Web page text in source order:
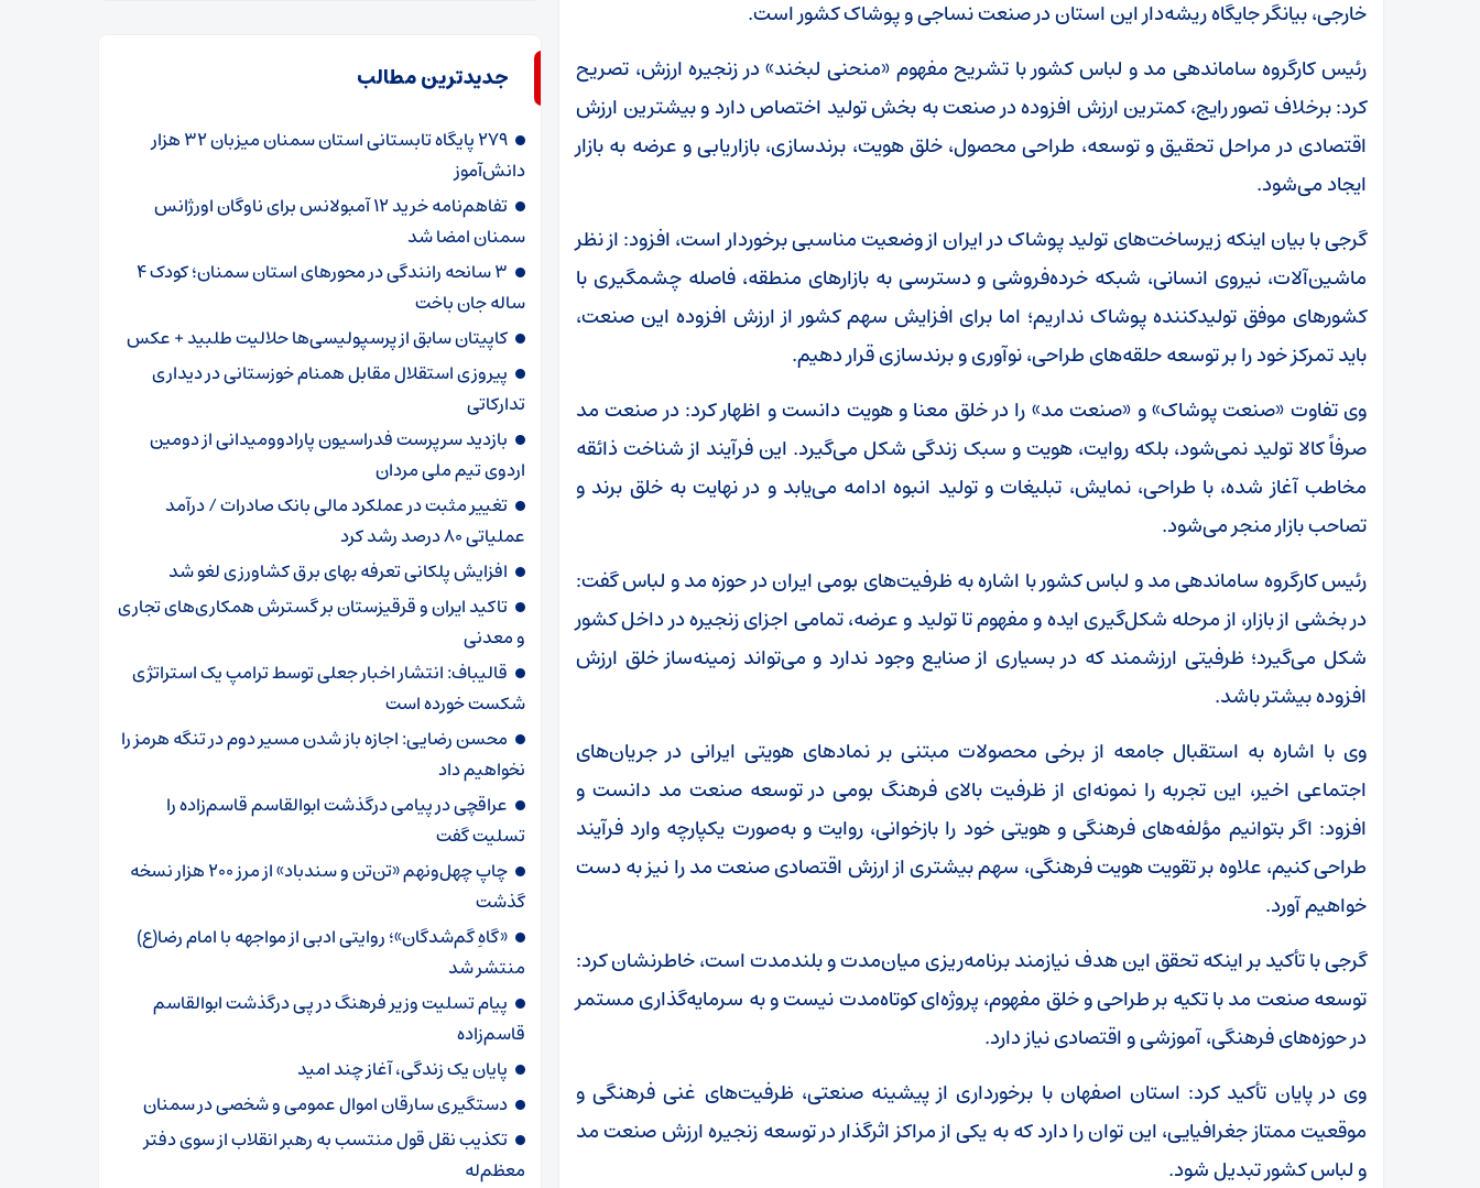
خارجی، بیانگر جایگاه ریشه‌دار این استان در صنعت نساجی و پوشاک کشور است.
رئیس کارگروه ساماندهی مد و لباس کشور با تشریح مفهوم «منحنی لبخند» در زنجیره ارزش، تصریح
کرد: برخلاف تصور رایج، کمترین ارزش افزوده در صنعت به بخش تولید اختصاص دارد و بیشترین ارزش
اقتصادی در مراحل تحقیق و توسعه، طراحی محصول، خلق هویت، برندسازی، بازاریابی و عرضه به بازار
ایجاد می‌شود.
گرجی با بیان اینکه زیرساخت‌های تولید پوشاک در ایران از وضعیت مناسبی برخوردار است، افزود: از نظر
ماشین‌آلات، نیروی انسانی، شبکه خرده‌فروشی و دسترسی به بازارهای منطقه، فاصله چشمگیری با
کشورهای موفق تولیدکننده پوشاک نداریم؛ اما برای افزایش سهم کشور از ارزش افزوده این صنعت،
باید تمرکز خود را بر توسعه حلقه‌های طراحی، نوآوری و برندسازی قرار دهیم.
وی تفاوت «صنعت پوشاک» و «صنعت مد» را در خلق معنا و هویت دانست و اظهار کرد: در صنعت مد
صرفاً کالا تولید نمی‌شود، بلکه روایت، هویت و سبک زندگی شکل می‌گیرد. این فرآیند از شناخت ذائقه
مخاطب آغاز شده، با طراحی، نمایش، تبلیغات و تولید انبوه ادامه می‌یابد و در نهایت به خلق برند و
تصاحب بازار منجر می‌شود.
رئیس کارگروه ساماندهی مد و لباس کشور با اشاره به ظرفیت‌های بومی ایران در حوزه مد و لباس گفت:
در بخشی از بازار، از مرحله شکل‌گیری ایده و مفهوم تا تولید و عرضه، تمامی اجزای زنجیره در داخل کشور
شکل می‌گیرد؛ ظرفیتی ارزشمند که در بسیاری از صنایع وجود ندارد و می‌تواند زمینه‌ساز خلق ارزش
افزوده بیشتر باشد.
وی با اشاره به استقبال جامعه از برخی محصولات مبتنی بر نمادهای هویتی ایرانی در جریان‌های
اجتماعی اخیر، این تجربه را نمونه‌ای از ظرفیت بالای فرهنگ بومی در توسعه صنعت مد دانست و
افزود: اگر بتوانیم مؤلفه‌های فرهنگی و هویتی خود را بازخوانی، روایت و به‌صورت یکپارچه وارد فرآیند
طراحی کنیم، علاوه بر تقویت هویت فرهنگی، سهم بیشتری از ارزش اقتصادی صنعت مد را نیز به دست
خواهیم آورد.
گرجی با تأکید بر اینکه تحقق این هدف نیازمند برنامه‌ریزی میان‌مدت و بلندمدت است، خاطرنشان کرد:
توسعه صنعت مد با تکیه بر طراحی و خلق مفهوم، پروژه‌ای کوتاه‌مدت نیست و به سرمایه‌گذاری مستمر
در حوزه‌های فرهنگی، آموزشی و اقتصادی نیاز دارد.
وی در پایان تأکید کرد: استان اصفهان با برخورداری از پیشینه صنعتی، ظرفیت‌های غنی فرهنگی و
موقعیت ممتاز جغرافیایی، این توان را دارد که به یکی از مراکز اثرگذار در توسعه زنجیره ارزش صنعت مد
و لباس کشور تبدیل شود.
جدیدترین مطالب
۲۷۹ پایگاه تابستانی استان سمنان میزبان ۳۲ هزار
دانش‌آموز
تفاهم‌نامه خرید ۱۲ آمبولانس برای ناوگان اورژانس
سمنان امضا شد
۳ سانحه رانندگی در محورهای استان سمنان؛ کودک ۴
ساله جان باخت
کاپیتان سابق از پرسپولیسی‌ها حلالیت طلبید + عکس
پیروزی استقلال مقابل همنام خوزستانی در دیداری
تدارکاتی
بازدید سرپرست فدراسیون پارادوومیدانی از دومین
اردوی تیم ملی مردان
تغییر مثبت در عملکرد مالی بانک صادرات / درآمد
عملیاتی ۸۰ درصد رشد کرد
افزایش پلکانی تعرفه بهای برق کشاورزی لغو شد
تاکید ایران و قرقیزستان بر گسترش همکاری‌های تجاری
و معدنی
قالیباف: انتشار اخبار جعلی توسط ترامپ یک استراتژی
شکست خورده است
محسن رضایی: اجازه باز شدن مسیر دوم در تنگه هرمز را
نخواهیم داد
عراقچی در پیامی درگذشت ابوالقاسم قاسم‌زاده را
تسلیت گفت
چاپ چهل‌ونهم «تن‌تن و سندباد» از مرز ۲۰۰ هزار نسخه
گذشت
«گاهِ گم‌شدگان»؛ روایتی ادبی از مواجهه با امام رضا(ع)
منتشر شد
پیام تسلیت وزیر فرهنگ در پی درگذشت ابوالقاسم
قاسم‌زاده
پایان یک زندگی، آغاز چند امید
دستگیری سارقان اموال عمومی و شخصی در سمنان
تکذیب نقل قول منتسب به رهبر انقلاب از سوی دفتر
معظم‌له